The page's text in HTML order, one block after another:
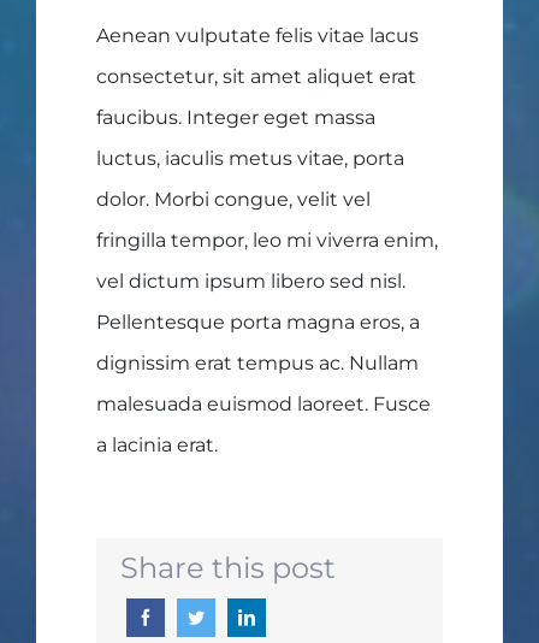
Aenean vulputate felis vitae lacus
consectetur, sit amet aliquet erat
faucibus. Integer eget massa
luctus, iaculis metus vitae, porta
dolor. Morbi congue, velit vel
fringilla tempor, leo mi viverra enim,
vel dictum ipsum libero sed nisl.
Pellentesque porta magna eros, a
dignissim erat tempus ac. Nullam
malesuada euismod laoreet. Fusce
a lacinia erat.
Share this post